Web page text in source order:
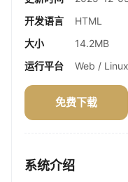
开发语言
HTML
大小
14.2MB
运行平台
Web / Linux
免费下载
系统介绍